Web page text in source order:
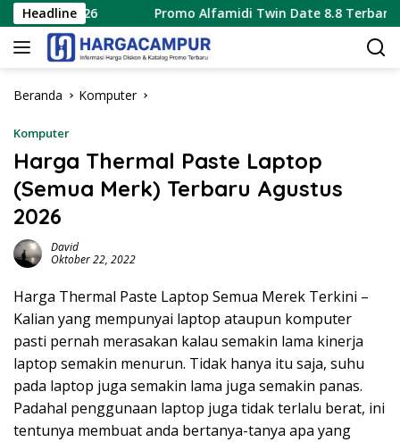
Langsung
ke
konten
Headline
2026 Promo Alfamidi Twin Date 8.8 Terbaru 8
Beranda Komputer
Komputer
Harga Thermal Paste Laptop
(Semua Merk) Terbaru Agustus
2026
David
Oktober 22, 2022
Harga Thermal Paste Laptop Semua Merek Terkini –
Kalian yang mempunyai laptop ataupun komputer
pasti pernah merasakan kalau semakin lama kinerja
laptop semakin menurun. Tidak hanya itu saja, suhu
pada laptop juga semakin lama juga semakin panas.
Padahal penggunaan laptop juga tidak terlalu berat, ini
tentunya membuat anda bertanya-tanya apa yang